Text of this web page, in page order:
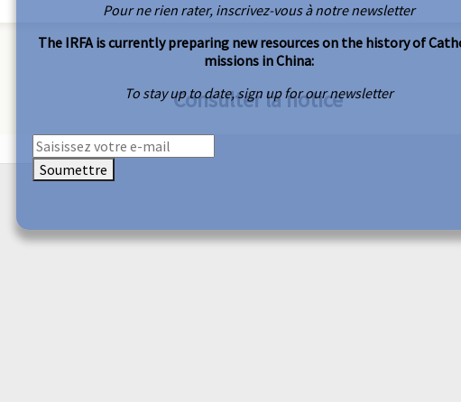
Consulter la notice
Pour ne rien rater, inscrivez-vous à notre newsletter
The IRFA is currently preparing new resources on the history of
missions in China:
To stay up to date, sign up for our newsletter
Soumettre